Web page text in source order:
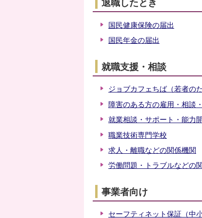
退職したとき
国民健康保険の届出
国民年金の届出
就職支援・相談
ジョブカフェちば（若者の
障害のある方の雇用・相談
就業相談・サポート・能力
職業技術専門学校
求人・離職などの関係機関
労働問題・トラブルなどの
事業者向け
セーフティネット保証（中